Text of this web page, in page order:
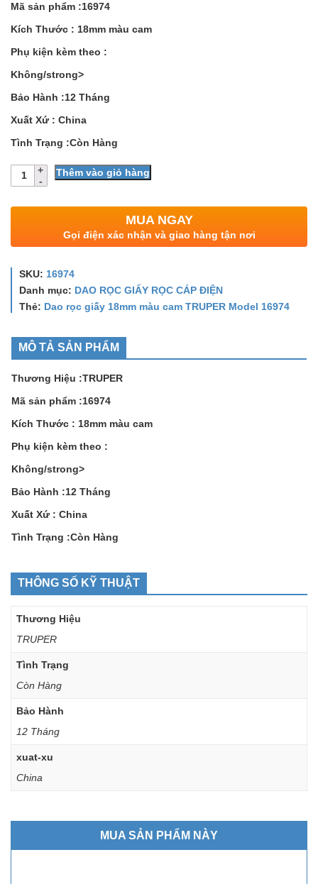
Mã sản phẩm :16974
Kích Thước : 18mm màu cam
Phụ kiện kèm theo :
Không/strong>
Bảo Hành :12 Tháng
Xuất Xứ : China
Tình Trạng :Còn Hàng
Số
lượng
Thêm vào giỏ hàng
MUA NGAY
Gọi điện xác nhận và giao hàng tận nơi
SKU: 16974
Danh mục: DAO RỌC GIẤY RỌC CÁP ĐIỆN
Thẻ: Dao rọc giấy 18mm màu cam TRUPER Model 16974
MÔ TẢ SẢN PHẨM
Thương Hiệu :TRUPER
Mã sản phẩm :16974
Kích Thước : 18mm màu cam
Phụ kiện kèm theo :
Không/strong>
Bảo Hành :12 Tháng
Xuất Xứ : China
Tình Trạng :Còn Hàng
THÔNG SỐ KỸ THUẬT
Thương Hiệu
TRUPER
Tình Trạng
Còn Hàng
Bảo Hành
12 Tháng
xuat-xu
China
MUA SẢN PHẨM NÀY